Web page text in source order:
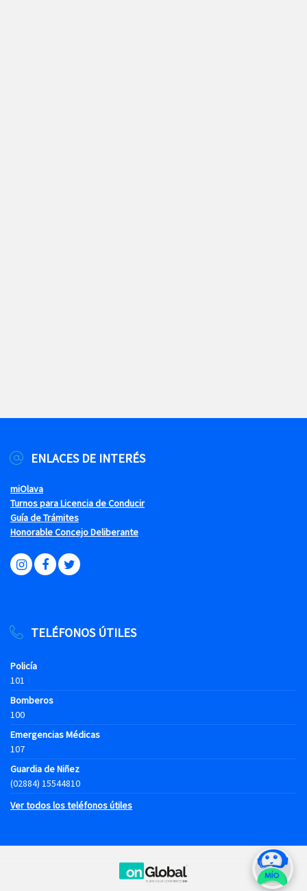
ENLACES DE INTERÉS
miOlava
Turnos para Licencia de Conducir
Guía de Trámites
Honorable Concejo Deliberante
TELÉFONOS ÚTILES
Policía
101
Bomberos
100
Emergencias Médicas
107
Guardia de Niñez
(02884) 15544810
Ver todos los teléfonos útiles